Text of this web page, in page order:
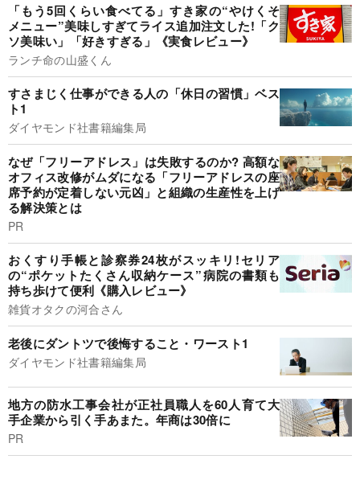
「もう5回くらい食べてる」すき家の“やけくそ
メニュー”美味しすぎてライス追加注文した!「ク
ソ美味い」「好きすぎる」《実食レビュー》
ランチ命の山盛くん
すさまじく仕事ができる人の「休日の習慣」ベス
ト1
ダイヤモンド社書籍編集局
なぜ「フリーアドレス」は失敗するのか? 高額な
オフィス改修がムダになる「フリーアドレスの座
席予約が定着しない元凶」と組織の生産性を上げ
る解決策とは
PR
おくすり手帳と診察券24枚がスッキリ!セリア
の“ポケットたくさん収納ケース”病院の書類も
持ち歩けて便利《購入レビュー》
雑貨オタクの河合さん
老後にダントツで後悔すること・ワースト1
ダイヤモンド社書籍編集局
地方の防水工事会社が正社員職人を60人育て大
手企業から引く手あまた。年商は30倍に
PR